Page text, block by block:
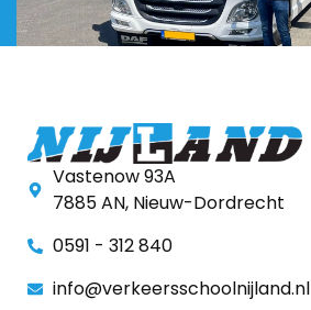
Vastenow 93A
7885 AN, Nieuw-Dordrecht
0591 - 312 840
info@verkeersschoolnijland.nl